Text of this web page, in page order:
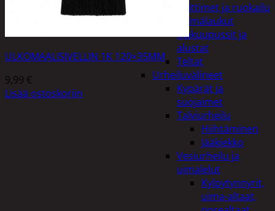
Keittimet ja ruokailu
Kylmälaukut
Makuupussit ja
alustat
Teltat
Urheiluvälineet
Kypärät ja
suojaimet
Talviurheilu
Hiihtäminen
Jääkiekko
Vesiurheilu ja
uimalelut
Kylpytynnyrit,
uima-altaat,
ULKOMAALISIVELLIN 1K 120×35MM
9,99 €
Lisää ostoskoriin